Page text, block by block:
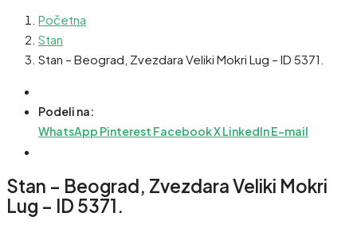
Početna
Stan
Stan – Beograd, Zvezdara Veliki Mokri Lug – ID 5371.
Podeli na:
WhatsApp Pinterest FacebookXLinkedInE-mail
Stan – Beograd, Zvezdara Veliki Mokri
Lug – ID 5371.